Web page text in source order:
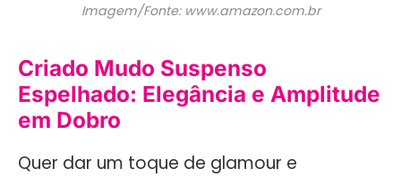
Imagem/Fonte: www.amazon.com.br
Criado Mudo Suspenso
Espelhado: Elegância e Amplitude
em Dobro
Quer dar um toque de glamour e